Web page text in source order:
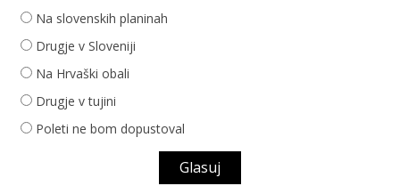
Na slovenskih planinah
Drugje v Sloveniji
Na Hrvaški obali
Drugje v tujini
Poleti ne bom dopustoval